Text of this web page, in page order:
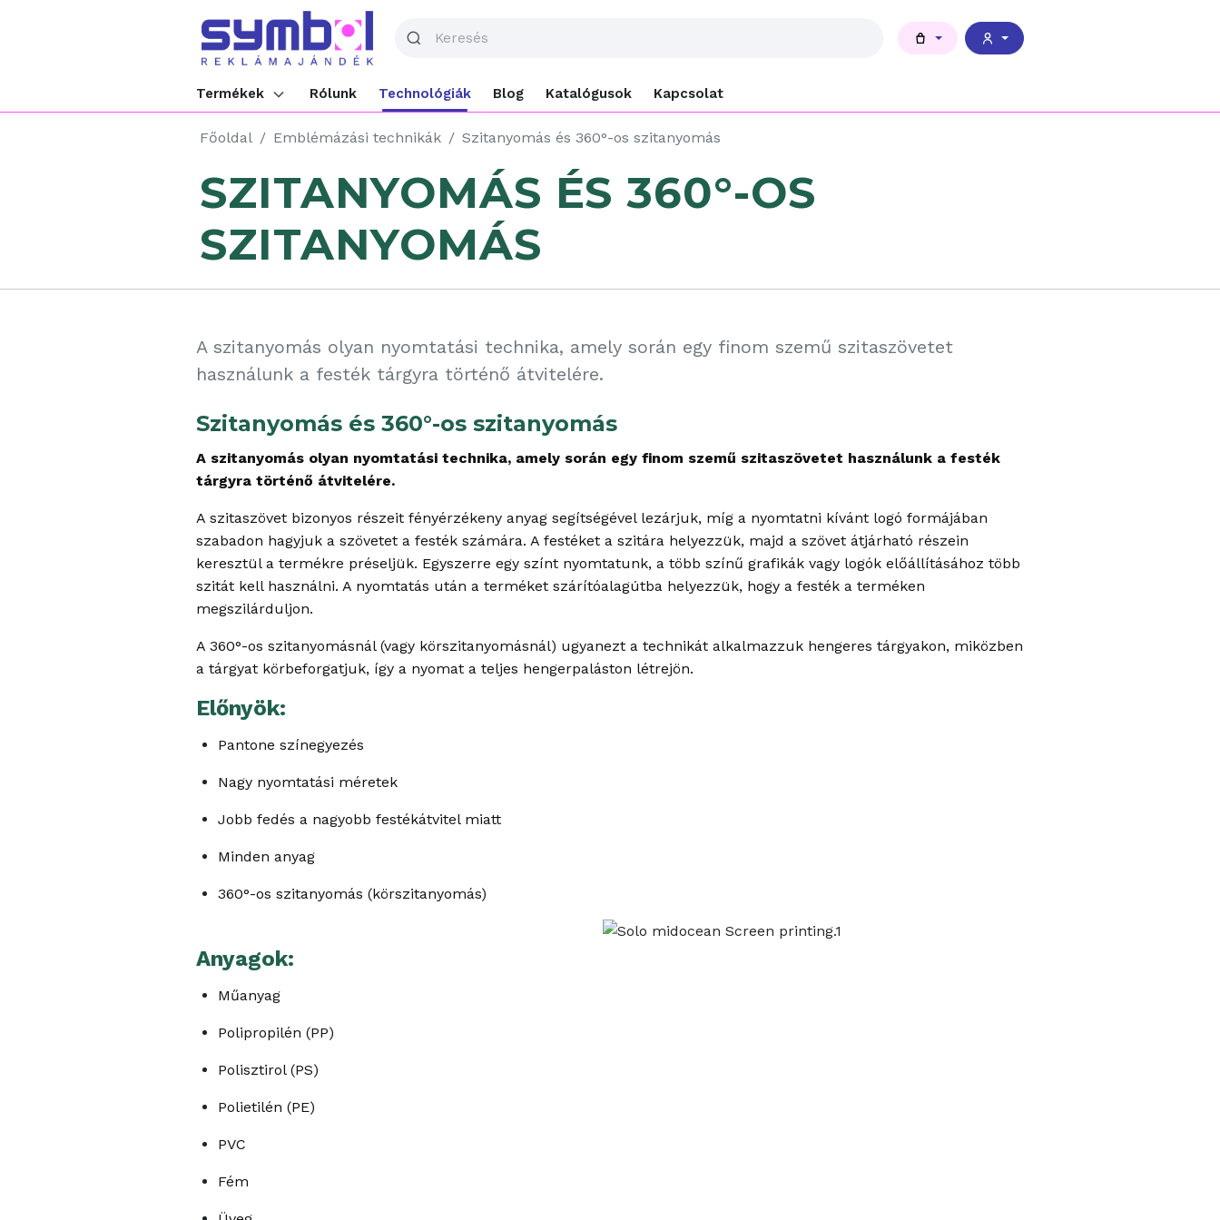
Termékek Rólunk Technológiák Blog Katalógusok Kapcsolat
Főoldal Emblémázási technikák Szitanyomás és 360°-os szitanyomás
SZITANYOMÁS ÉS 360°-OS
SZITANYOMÁS
A szitanyomás olyan nyomtatási technika, amely során egy finom szemű szitaszövetet
használunk a festék tárgyra történő átvitelére.
Szitanyomás és 360°-os szitanyomás
A szitanyomás olyan nyomtatási technika, amely során egy finom szemű szitaszövetet használunk a festék
tárgyra történő átvitelére.
A szitaszövet bizonyos részeit fényérzékeny anyag segítségével lezárjuk, míg a nyomtatni kívánt logó formájában
szabadon hagyjuk a szövetet a festék számára. A festéket a szitára helyezzük, majd a szövet átjárható részein
keresztül a termékre préseljük. Egyszerre egy színt nyomtatunk, a több színű grafikák vagy logók előállításához több
szitát kell használni. A nyomtatás után a terméket szárítóalagútba helyezzük, hogy a festék a terméken
megszilárduljon.
A 360°-os szitanyomásnál (vagy körszitanyomásnál) ugyanezt a technikát alkalmazzuk hengeres tárgyakon, miközben
a tárgyat körbeforgatjuk, így a nyomat a teljes hengerpaláston létrejön.
Előnyök:
Pantone színegyezés
Nagy nyomtatási méretek
Jobb fedés a nagyobb festékátvitel miatt
Minden anyag
360°-os szitanyomás (körszitanyomás)
Anyagok:
Műanyag
Polipropilén (PP)
Polisztirol (PS)
Polietilén (PE)
PVC
Fém